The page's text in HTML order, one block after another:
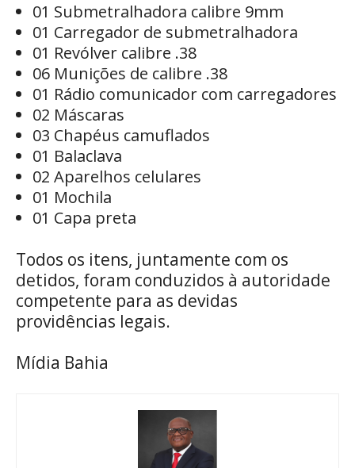
01 Submetralhadora calibre 9mm
01 Carregador de submetralhadora
01 Revólver calibre .38
06 Munições de calibre .38
01 Rádio comunicador com carregadores
02 Máscaras
03 Chapéus camuflados
01 Balaclava
02 Aparelhos celulares
01 Mochila
01 Capa preta
Todos os itens, juntamente com os
detidos, foram conduzidos à autoridade
competente para as devidas
providências legais.
Mídia Bahia